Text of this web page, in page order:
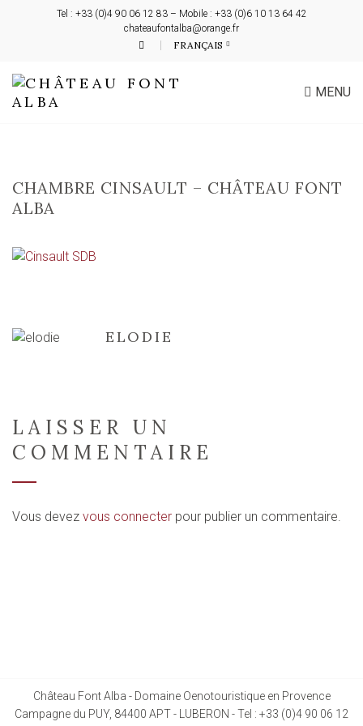
Tel : +33 (0)4 90 06 12 83 – Mobile : +33 (0)6 10 13 64 42
chateaufontalba@orange.fr
FRANÇAIS
MENU
CHAMBRE CINSAULT – CHÂTEAU FONT
ALBA
ELODIE
LAISSER UN
COMMENTAIRE
Vous devez vous connecter pour publier un commentaire.
Château Font Alba - Domaine Oenotouristique en Provence
Campagne du PUY, 84400 APT - LUBERON - Tel : +33 (0)4 90 06 12